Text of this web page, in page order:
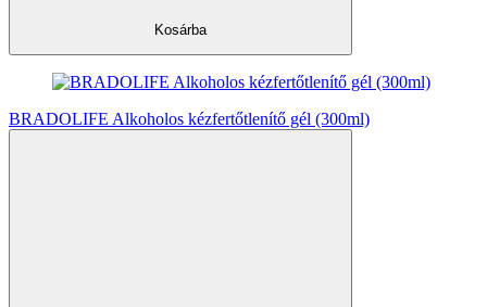
Kosárba
BRADOLIFE Alkoholos kézfertőtlenítő gél (300ml)